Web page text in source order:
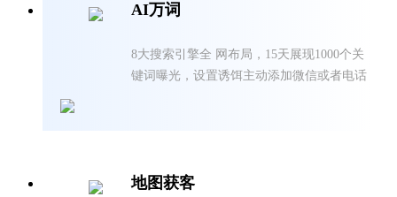
AI万词
8大搜索引擎全 网布局，15天展现1000个关
键词曝光，设置诱饵主动添加微信或者电话
地图获客